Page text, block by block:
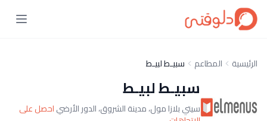
الرئيسية المطاعم سبيـط لبيـط
سبيـط لبيـط
سيتي بلازا مول، مدينة الشروق، الدور الأرضياحصل على